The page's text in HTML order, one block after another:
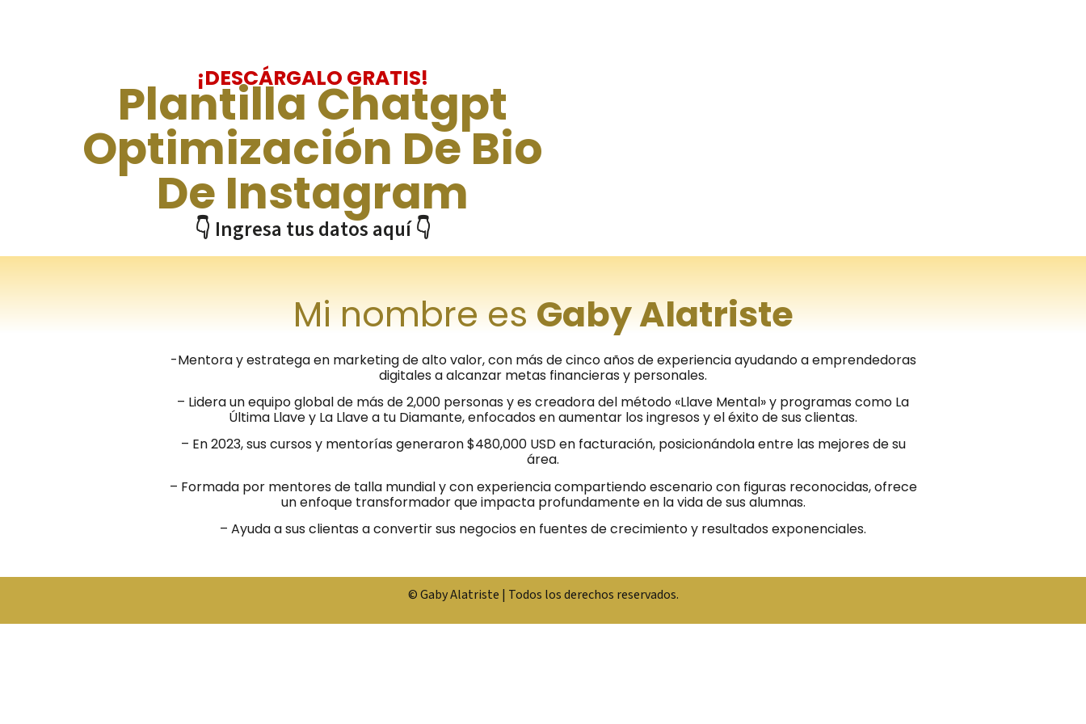
¡DESCÁRGALO GRATIS!
Plantilla Chatgpt
Optimización De Bio
De Instagram
👇 Ingresa tus datos aquí 👇
Mi nombre esGaby Alatriste
-Mentora y estratega en marketing de alto valor, con más de cinco años de experiencia ayudando a emprendedoras
digitales a alcanzar metas financieras y personales.
– Lidera un equipo global de más de 2,000 personas y es creadora del método «Llave Mental» y programas como La
Última Llave y La Llave a tu Diamante, enfocados en aumentar los ingresos y el éxito de sus clientas.
– En 2023, sus cursos y mentorías generaron $480,000 USD en facturación, posicionándola entre las mejores de su
área.
– Formada por mentores de talla mundial y con experiencia compartiendo escenario con figuras reconocidas, ofrece
un enfoque transformador que impacta profundamente en la vida de sus alumnas.
– Ayuda a sus clientas a convertir sus negocios en fuentes de crecimiento y resultados exponenciales.
© Gaby Alatriste | Todos los derechos reservados.